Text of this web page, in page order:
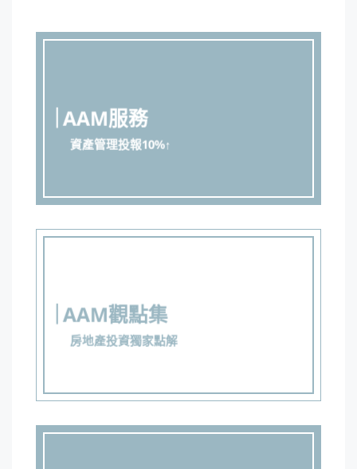
AAM服務
資產管理投報10%↑
AAM觀點集
房地產投資獨家點解